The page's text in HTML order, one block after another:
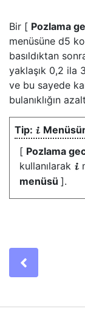
Bir [ Pozlama
menüsüne d5
basıldıktan
yaklaşık 0,2 ila
ve bu sayede
bulanıklığın
i
[ Pozlama
kullanılarak i
menüsü ].